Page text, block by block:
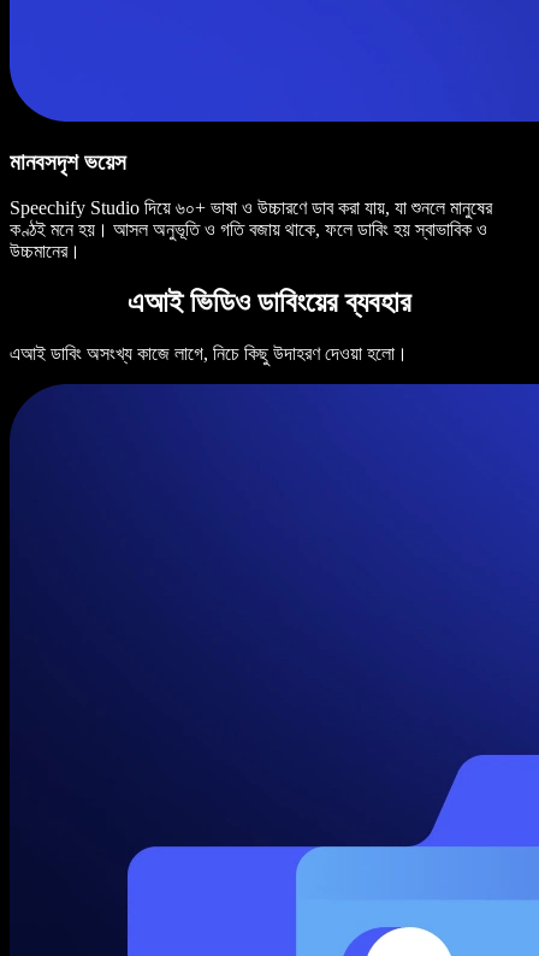
মানবসদৃশ ভয়েস
Speechify Studio দিয়ে ৬০+ ভাষা ও উচ্চারণে ডাব করা যায়, যা শুনলে মানুষের
কণ্ঠই মনে হয়। আসল অনুভূতি ও গতি বজায় থাকে, ফলে ডাবিং হয় স্বাভাবিক ও
উচ্চমানের।
এআই ভিডিও ডাবিংয়ের ব্যবহার
এআই ডাবিং অসংখ্য কাজে লাগে, নিচে কিছু উদাহরণ দেওয়া হলো।